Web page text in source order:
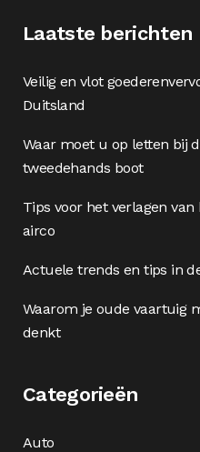
Laatste berichten
Veilig en vlot
Duitsland
Waar moet u op letten bij
tweedehands boot
Tips voor het verlagen
airco
Actuele trends en tips in
Waarom je oude vaartuig
denkt
Categorieën
Auto